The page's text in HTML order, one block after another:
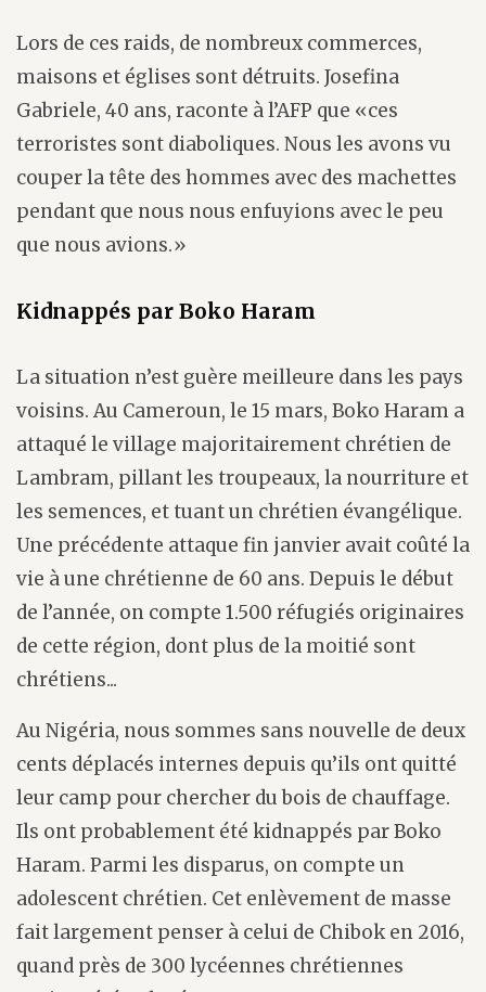
Lors de ces raids, de nombreux commerces,
maisons et églises sont détruits. Josefina
Gabriele, 40 ans, raconte à l’AFP que «ces
terroristes sont diaboliques. Nous les avons vu
couper la tête des hommes avec des machettes
pendant que nous nous enfuyions avec le peu
que nous avions.»
Kidnappés par Boko Haram
La situation n’est guère meilleure dans les pays
voisins. Au Cameroun, le 15 mars, Boko Haram a
attaqué le village majoritairement chrétien de
Lambram, pillant les troupeaux, la nourriture et
les semences, et tuant un chrétien évangélique.
Une précédente attaque fin janvier avait coûté la
vie à une chrétienne de 60 ans. Depuis le début
de l’année, on compte 1.500 réfugiés originaires
de cette région, dont plus de la moitié sont
chrétiens...
Au Nigéria, nous sommes sans nouvelle de deux
cents déplacés internes depuis qu’ils ont quitté
leur camp pour chercher du bois de chauffage.
Ils ont probablement été kidnappés par Boko
Haram. Parmi les disparus, on compte un
adolescent chrétien. Cet enlèvement de masse
fait largement penser à celui de Chibok en 2016,
quand près de 300 lycéennes chrétiennes